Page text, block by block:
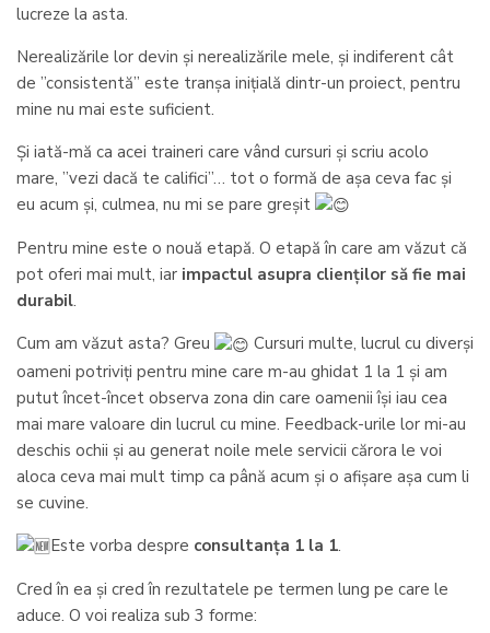
lucreze la asta.
Nerealizările lor devin și nerealizările mele, și indiferent cât
de ”consistentă” este tranșa inițială dintr-un proiect, pentru
mine nu mai este suficient.
Și iată-mă ca acei traineri care vând cursuri și scriu acolo
mare, ”vezi dacă te califici”… tot o formă de așa ceva fac și
eu acum și, culmea, nu mi se pare greșit
Pentru mine este o nouă etapă. O etapă în care am văzut că
pot oferi mai mult, iar impactul asupra clienților să fie mai
durabil.
Cum am văzut asta? Greu
Cursuri multe, lucrul cu diverși
oameni potriviți pentru mine care m-au ghidat 1 la 1 și am
putut încet-încet observa zona din care oamenii își iau cea
mai mare valoare din lucrul cu mine. Feedback-urile lor mi-au
deschis ochii și au generat noile mele servicii cărora le voi
aloca ceva mai mult timp ca până acum și o afișare așa cum li
se cuvine.
Este vorba despre consultanța 1 la 1.
Cred în ea și cred în rezultatele pe termen lung pe care le
aduce. O voi realiza sub 3 forme: